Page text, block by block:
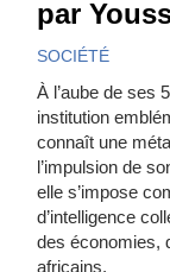
par
SOCIÉTÉ
À l’aube de ses
institution
connaît une
l’impulsion de
elle s’impose
d’intelligence
des économies,
africains.